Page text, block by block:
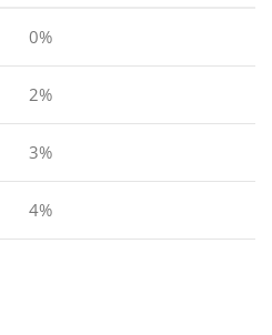
0%
2%
3%
4%